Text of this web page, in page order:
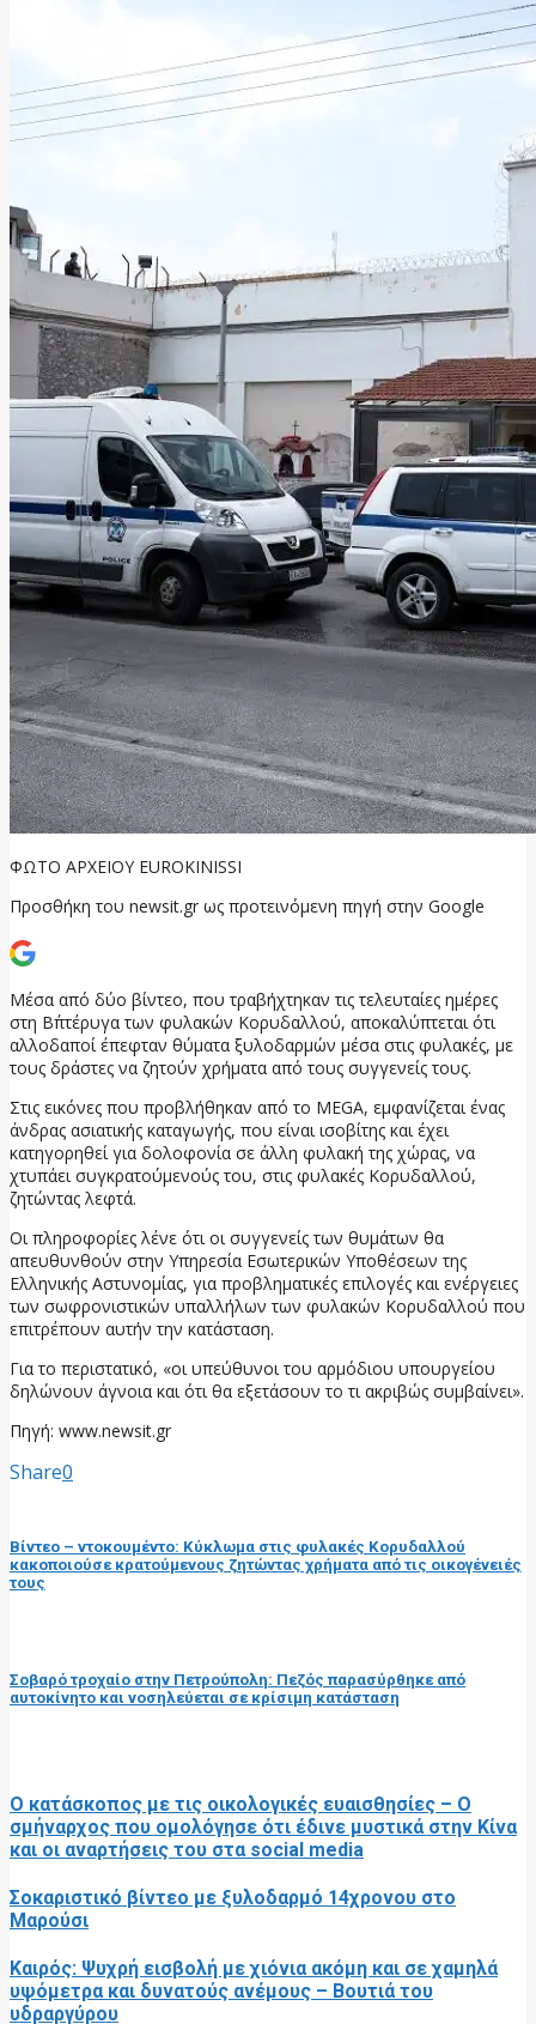
ΦΩΤΟ ΑΡΧΕΙΟΥ EUROKINISSI
Προσθήκη του newsit.gr ως προτεινόμενη πηγή στην Google
Μέσα από δύο βίντεο, που τραβήχτηκαν τις τελευταίες ημέρες
στη Β΄πτέρυγα των φυλακών Κορυδαλλού, αποκαλύπτεται ότι
αλλοδαποί έπεφταν θύματα ξυλοδαρμών μέσα στις φυλακές, με
τους δράστες να ζητούν χρήματα από τους συγγενείς τους.
Στις εικόνες που προβλήθηκαν από το MEGA, εμφανίζεται ένας
άνδρας ασιατικής καταγωγής, που είναι ισοβίτης και έχει
κατηγορηθεί για δολοφονία σε άλλη φυλακή της χώρας, να
χτυπάει συγκρατούμενούς του, στις φυλακές Κορυδαλλού,
ζητώντας λεφτά.
Οι πληροφορίες λένε ότι οι συγγενείς των θυμάτων θα
απευθυνθούν στην Υπηρεσία Εσωτερικών Υποθέσεων της
Ελληνικής Αστυνομίας, για προβληματικές επιλογές και ενέργειες
των σωφρονιστικών υπαλλήλων των φυλακών Κορυδαλλού που
επιτρέπουν αυτήν την κατάσταση.
Για το περιστατικό, «οι υπεύθυνοι του αρμόδιου υπουργείου
δηλώνουν άγνοια και ότι θα εξετάσουν το τι ακριβώς συμβαίνει».
Πηγή: www.newsit.gr
Share0
Βίντεο – ντοκουμέντο: Κύκλωμα στις φυλακές Κορυδαλλού
κακοποιούσε κρατούμενους ζητώντας χρήματα από τις οικογένειές
τους
Σοβαρό τροχαίο στην Πετρούπολη: Πεζός παρασύρθηκε από
αυτοκίνητο και νοσηλεύεται σε κρίσιμη κατάσταση
Ο κατάσκοπος με τις οικολογικές ευαισθησίες – Ο
σμήναρχος που ομολόγησε ότι έδινε μυστικά στην Κίνα
και οι αναρτήσεις του στα social media
Σοκαριστικό βίντεο με ξυλοδαρμό 14χρονου στο
Μαρούσι
Καιρός: Ψυχρή εισβολή με χιόνια ακόμη και σε χαμηλά
υψόμετρα και δυνατούς ανέμους – Βουτιά του
υδραργύρου